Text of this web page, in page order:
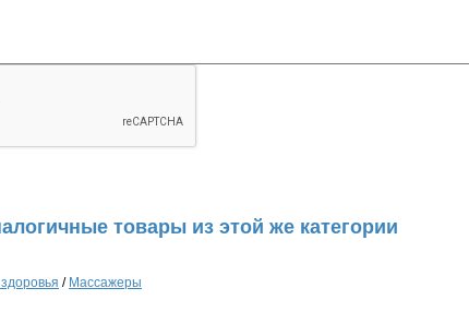
товары из этой же категории
/ Массажеры